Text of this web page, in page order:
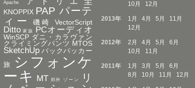
Apache
KNOPPIX PAP パーテ
ィー
磯崎 VectorScript
Ditto 家族 PCオーディオ
WinSCP ダニ・カラヴァン
クライミングパンツ MTOS
SketchUp バックパッカー
旅
シフォンケ
ーキ MT 郊外 ゾーン
リ
10月
12月
2013年 1月 4月 5月
11月
12月
2012年 2月 4月 5月
6月
10月
11月
2011年 1月 3月 5月
6月
8月
10月 11月 12月